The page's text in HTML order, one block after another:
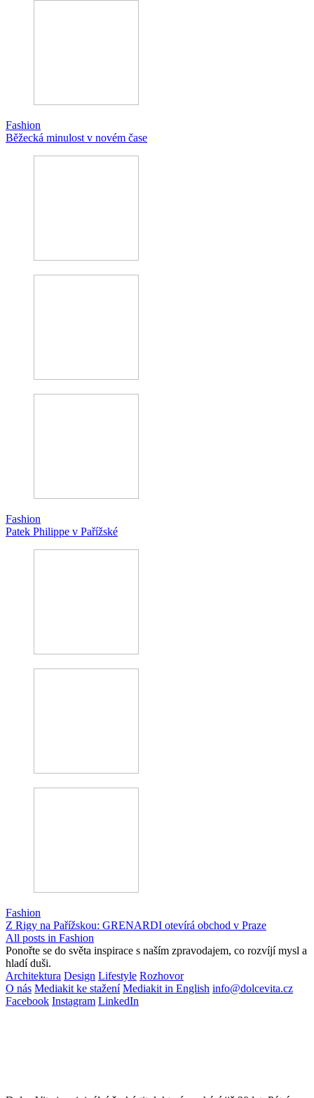
Fashion
Běžecká minulost v novém čase
Fashion
Patek Philippe v Pařížské
Fashion
Z Rigy na Pařížskou: GRENARDI otevírá obchod v Praze
All posts in Fashion
Ponořte se do světa inspirace s naším zpravodajem, co rozvíjí mysl a
hladí duši.
Architektura Design Lifestyle Rozhovor
O nás Mediakit ke stažení Mediakit in English info@dolcevita.cz
Facebook Instagram LinkedIn